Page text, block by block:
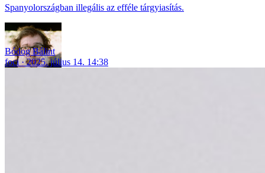
Spanyolországban illegális az efféle tárgyiasítás.
Bódog Bálint
foci
2025. július 14. 14:38